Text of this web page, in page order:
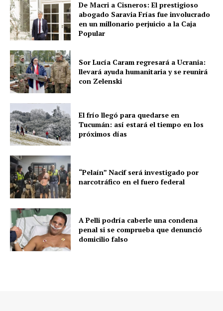
De Macri a Cisneros: El prestigioso
abogado Saravia Frías fue involucrado
en un millonario perjuicio a la Caja
Popular
Sor Lucía Caram regresará a Ucrania:
llevará ayuda humanitaria y se reunirá
con Zelenski
El frío llegó para quedarse en
Tucumán: así estará el tiempo en los
próximos días
“Pelaín” Nacif será investigado por
narcotráfico en el fuero federal
A Pelli podría caberle una condena
penal si se comprueba que denunció
domicilio falso